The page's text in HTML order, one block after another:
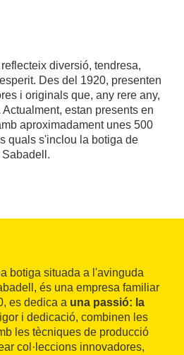
diversió, tendresa,
Des del 1920, presenten
i originals que, any rere any,
estan presents en
aproximadament unes 500
quals s'inclou la botiga de
Sabadell.
botiga situada a l'avinguda
és una empresa familiar
es dedica a una passió: la
i dedicació, combinen les
les tècniques de producció
col·leccions innovadores,